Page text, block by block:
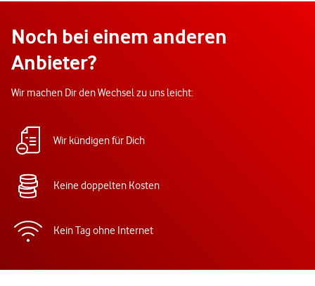
Noch bei einem anderen
Anbieter?
Wir machen Dir den Wechsel zu uns leicht:
Wir kündigen für Dich
Keine doppelten Kosten
Kein Tag ohne Internet